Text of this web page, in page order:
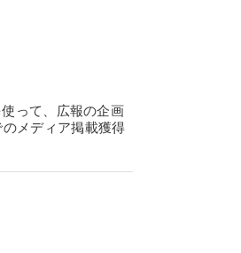
って、広報の企画
メディア掲載獲得